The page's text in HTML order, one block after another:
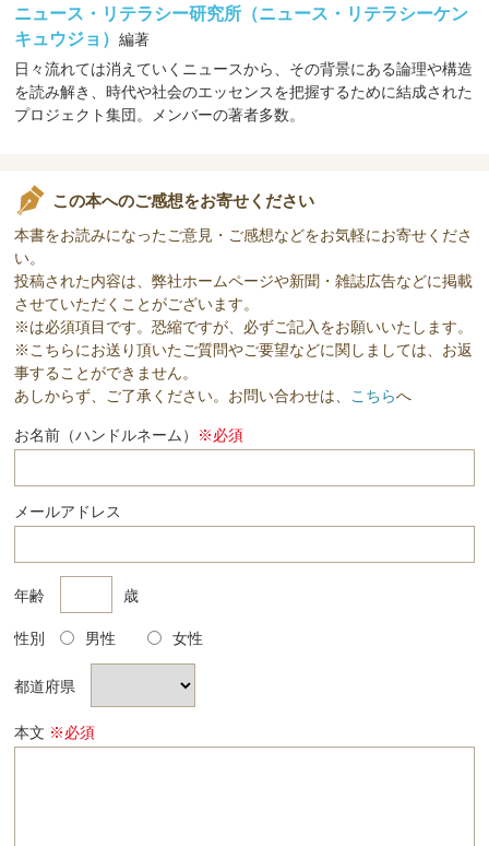
ニュース・リテラシー研究所（ニュース・リテラシーケン
キュウジョ）編著
日々流れては消えていくニュースから、その背景にある論理や構造
を読み解き、時代や社会のエッセンスを把握するために結成された
プロジェクト集団。メンバーの著者多数。
この本へのご感想をお寄せください
本書をお読みになったご意見・ご感想などをお気軽にお寄せくださ
い。
投稿された内容は、弊社ホームページや新聞・雑誌広告などに掲載
させていただくことがございます。
※は必須項目です。恐縮ですが、必ずご記入をお願いいたします。
※こちらにお送り頂いたご質問やご要望などに関しましては、お返
事することができません。
あしからず、ご了承ください。お問い合わせは、 こちらへ
お名前（ハンドルネーム） ※必須
メールアドレス
年齢 歳
性別 男性 女性
都道府県
本文 ※必須